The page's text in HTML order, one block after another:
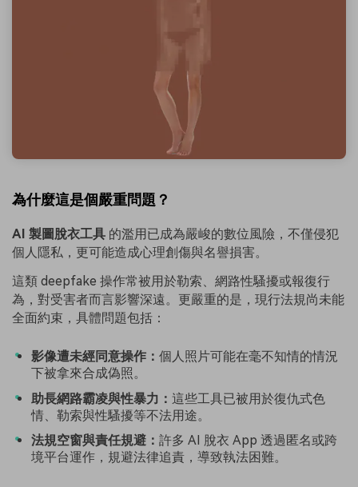
為什麼這是個嚴重問題？
AI 製圖脫衣工具 的濫用已成為嚴峻的數位風險，不僅侵犯
個人隱私，更可能造成心理創傷與名譽損害。
這類 deepfake 操作常被用於勒索、網路性騷擾或報復行
為，對受害者而言影響深遠。更嚴重的是，現行法規尚未能
全面約束，具體問題包括：
影像遭未經同意操作： 個人照片可能在毫不知情的情況
下被拿來合成偽照。
助長網路霸凌與性暴力： 這些工具已被用於復仇式色
情、勒索與性騷擾等不法用途。
法規空窗與責任規避： 許多 AI 脫衣 App 透過匿名或跨
境平台運作，規避法律追責，導致執法困難。